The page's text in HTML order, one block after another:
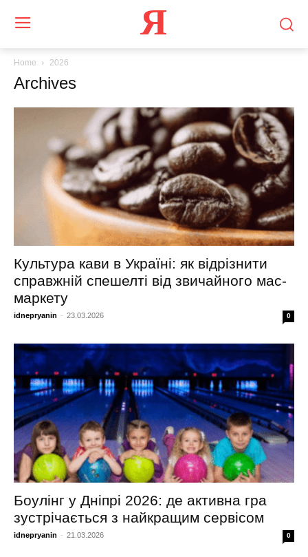
Я
Home 2026
Archives
Культура кави в Україні: як відрізнити
справжній спешелті від звичайного мас-
маркету
idnepryanin - 23.03.2026 0
Боулінг у Дніпрі 2026: де активна гра
зустрічається з найкращим сервісом
idnepryanin - 21.03.2026 0